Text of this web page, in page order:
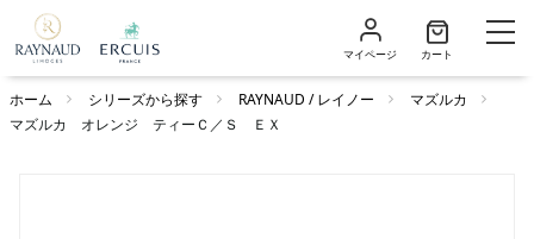
マイページ カート
ホーム シリーズから探す RAYNAUD / レイノー
マズルカ
マズルカ オレンジ ティーＣ／Ｓ ＥＸ